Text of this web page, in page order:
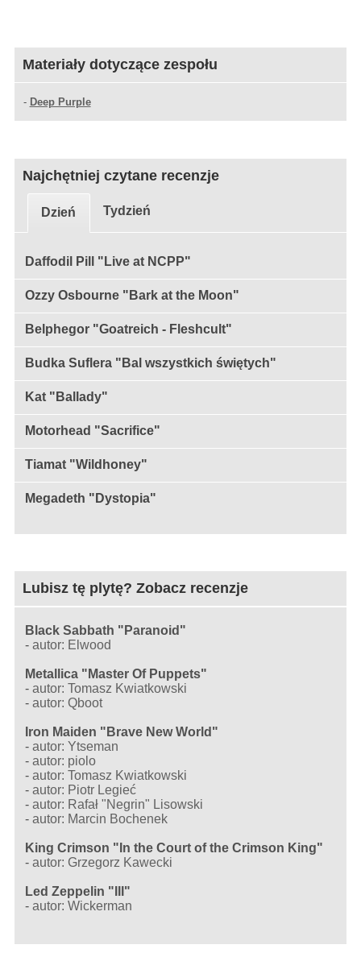
Materiały dotyczące zespołu
- Deep Purple
Najchętniej czytane recenzje
Dzień Tydzień
Daffodil Pill "Live at NCPP"
Ozzy Osbourne "Bark at the Moon"
Belphegor "Goatreich - Fleshcult"
Budka Suflera "Bal wszystkich świętych"
Kat "Ballady"
Motorhead "Sacrifice"
Tiamat "Wildhoney"
Megadeth "Dystopia"
Lubisz tę plytę? Zobacz recenzje
Black Sabbath "Paranoid"
-autor: Elwood
Metallica "Master Of Puppets"
-autor: Tomasz Kwiatkowski
-autor: Qboot
Iron Maiden "Brave New World"
-autor: Ytseman
-autor: piolo
-autor: Tomasz Kwiatkowski
-autor: Piotr Legieć
-autor: Rafał "Negrin" Lisowski
-autor: Marcin Bochenek
King Crimson "In the Court of the Crimson King"
-autor: Grzegorz Kawecki
Led Zeppelin "III"
-autor: Wickerman